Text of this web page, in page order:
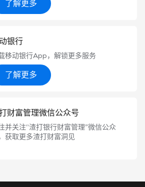
了解更多
银行
移动银行App，解锁更多服务
了解更多
财富管理微信公众号
并关注“渣打银行财富管理”微信公众
获取更多渣打财富洞见